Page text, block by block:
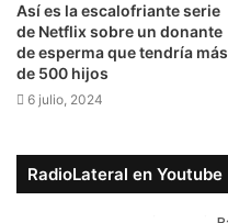
Así es la escalofriante serie
de Netflix sobre un donante
de esperma que tendría más
de 500 hijos
6 julio, 2024
RadioLateral en Youtube